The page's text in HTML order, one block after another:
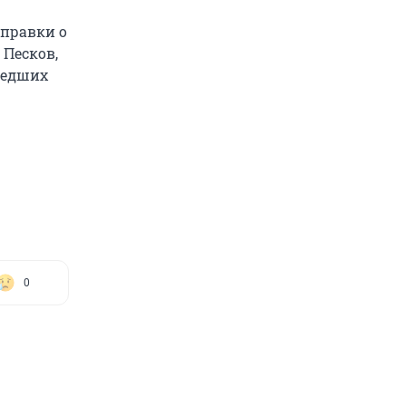
о
0